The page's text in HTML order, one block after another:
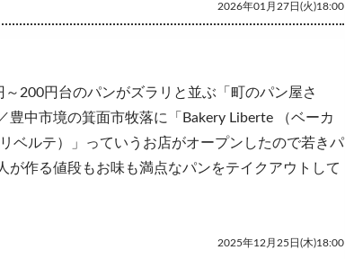
2026年01月27日(火)18:00
～200円台のパンがズラリと並ぶ「町のパン屋さ
豊中市境の箕面市牧落に「Bakery Liberte （ベーカ
ベルテ）」っていうお店がオープンしたので若きパ
が作る値段もお味も満点なパンをテイクアウトして
2025年12月25日(木)18:00